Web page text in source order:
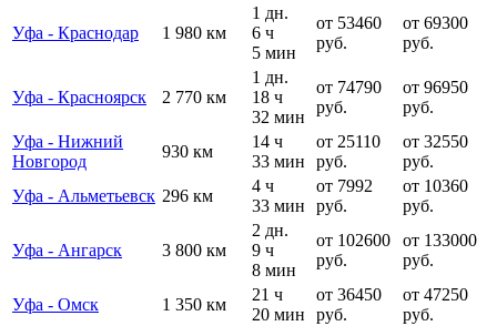
Уфа - Краснодар 1 980 км
1 дн.
6 ч
5 мин
от 53460
руб.
от 69300
руб.
Уфа - Красноярск 2 770 км
1 дн.
18 ч
32 мин
от 74790
руб.
от 96950
руб.
Уфа - Нижний
Новгород
930 км
14 ч
33 мин
от 25110
руб.
от 32550
руб.
Уфа - Альметьевск 296 км
4 ч
33 мин
от 7992
руб.
от 10360
руб.
Уфа - Ангарск 3 800 км
2 дн.
9 ч
8 мин
от 102600
руб.
от 133000
руб.
Уфа - Омск 1 350 км
21 ч
20 мин
от 36450
руб.
от 47250
руб.